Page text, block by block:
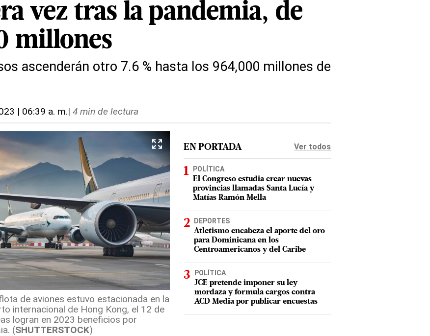
vez tras la pandemia, de
millones
ascenderán otro 7.6 % hasta los 964,000 millones de
| 06:39 a. m.| 4 min de lectura
de aviones estuvo estacionada en la
internacional de Hong Kong, el 12 de
logran en 2023 beneficios por
(SHUTTERSTOCK)
EN PORTADA Ver todos
POLÍTICA
El Congreso estudia crear nuevas
provincias llamadas Santa Lucía y
Matías Ramón Mella
DEPORTES
Atletismo encabeza el aporte del oro
para Dominicana en los
Centroamericanos y del Caribe
POLÍTICA
JCE pretende imponer su ley
mordaza y formula cargos contra
ACD Media por publicar encuestas